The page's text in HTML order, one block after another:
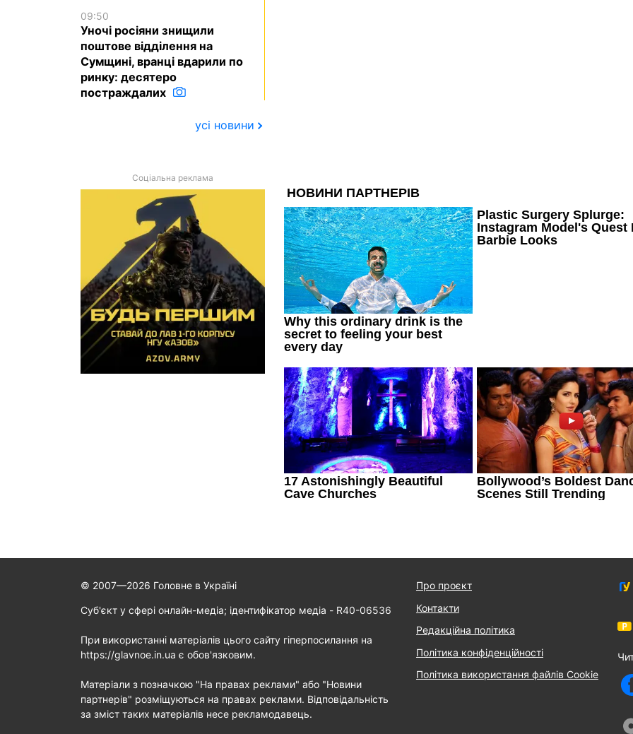
09:50
Уночі росіяни знищили
поштове відділення на
Сумщині, вранці вдарили по
ринку: десятеро
постраждалих
усі новини
Соціальна реклама
© 2007—2026 Головне в Україні
Cуб'єкт у сфері онлайн-медіа; ідентифікатор медіа - R40-06536
При використанні матеріалів цього сайту гіперпосилання на
https://glavnoe.in.ua є обов'язковим.
Матеріали з позначкою "На правах реклами" або "Новини
партнерів" розміщуються на правах реклами. Відповідальність
за зміст таких матеріалів несе рекламодавець.
Про проєкт
Контакти
Редакційна політика
Політика конфіденційності
Політика використання файлів Cookie